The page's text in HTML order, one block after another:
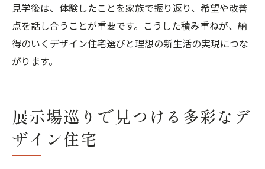
見学後は、体験したことを家族で振り返り、希望や改善
点を話し合うことが重要です。こうした積み重ねが、納
得のいくデザイン住宅選びと理想の新生活の実現につな
がります。
展示場巡りで見つける多彩なデ
ザイン住宅